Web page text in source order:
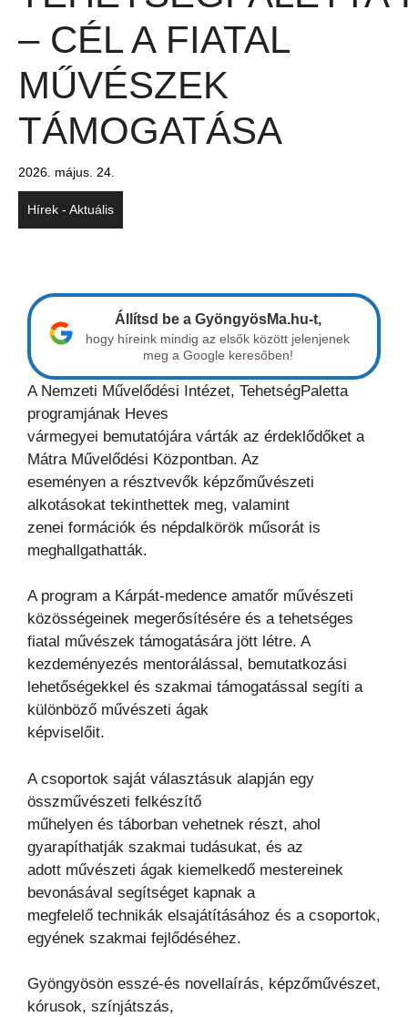
– CÉL A FIATAL
MŰVÉSZEK
TÁMOGATÁSA
2026. május. 24.
Hírek - Aktuális
Állítsd be a GyöngyösMa.hu-t,
hogy híreink mindig az elsők között jelenjenek
meg a Google keresőben!
A Nemzeti Művelődési Intézet, TehetségPaletta
programjának Heves
vármegyei bemutatójára várták az érdeklődőket a
Mátra Művelődési Központban. Az
eseményen a résztvevők képzőművészeti
alkotásokat tekinthettek meg, valamint
zenei formációk és népdalkörök műsorát is
meghallgathatták.
A program a Kárpát-medence amatőr művészeti
közösségeinek megerősítésére és a tehetséges
fiatal művészek támogatására jött létre. A
kezdeményezés mentorálással, bemutatkozási
lehetőségekkel és szakmai támogatással segíti a
különböző művészeti ágak
képviselőit.
A csoportok saját választásuk alapján egy
összművészeti felkészítő
műhelyen és táborban vehetnek részt, ahol
gyarapíthatják szakmai tudásukat, és az
adott művészeti ágak kiemelkedő mestereinek
bevonásával segítséget kapnak a
megfelelő technikák elsajátításához és a csoportok,
egyének szakmai fejlődéséhez.
Gyöngyösön esszé-és novellaírás, képzőművészet,
kórusok, színjátszás,